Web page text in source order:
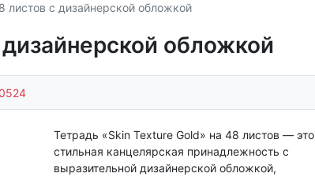
листов с дизайнерской обложкой
обложкой
Тетрадь «Skin Texture Gold» на 48 листов — это
стильная канцелярская принадлежность с
выразительной дизайнерской обложкой,